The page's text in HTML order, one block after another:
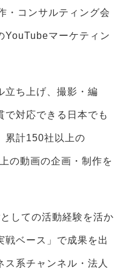
・コンサルティング会
YouTubeマーケティン
立ち上げ、撮影・編
で対応できる日本でも
累計150社以上の
の動画の企画・制作を
しての活動経験を活か
戦ベース」で成果を出
系チャンネル・法人